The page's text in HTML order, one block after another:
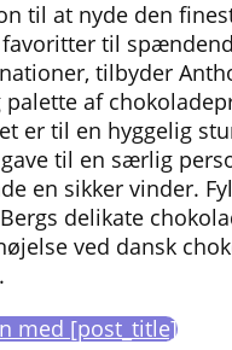
til at nyde den
favoritter til
tilbyder
af
er til en hyggelig
til en særlig
en sikker vinder.
delikate
ved dansk
med [post_title]